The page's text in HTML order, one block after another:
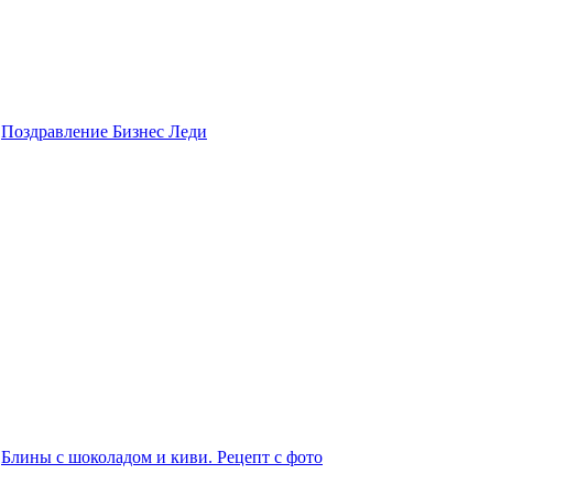
Поздравление Бизнес Леди
Блины с шоколадом и киви. Рецепт с фото